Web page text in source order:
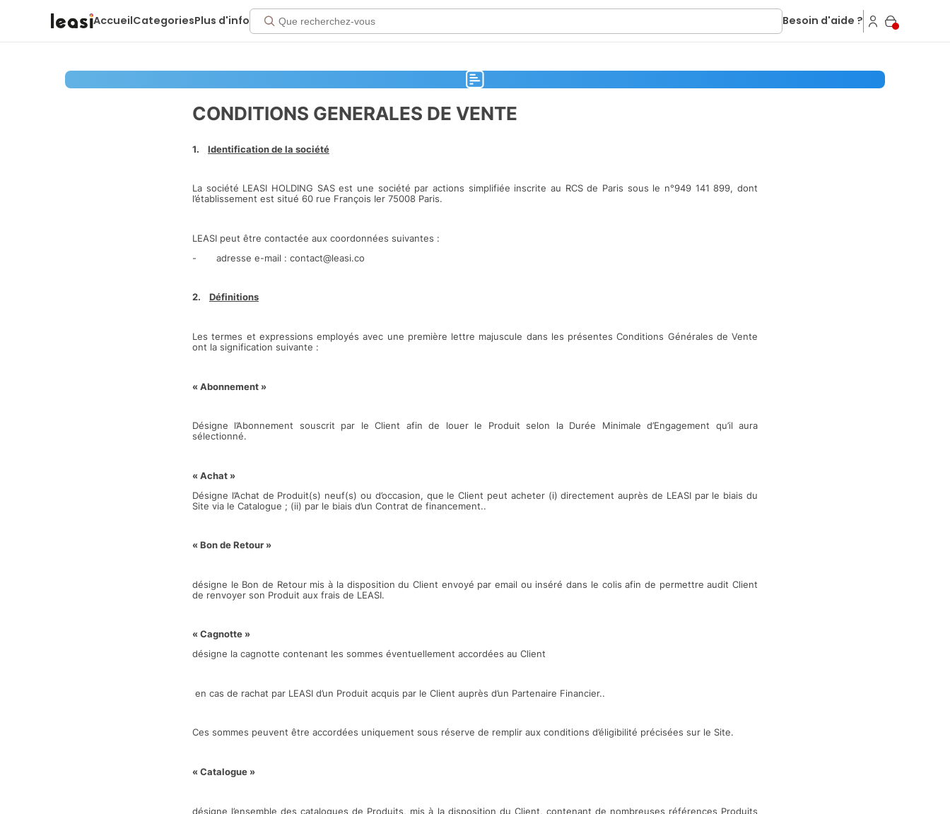
AccueilCategoriesPlus d'info Besoin d'aide ?
CONDITIONS GENERALES DE VENTE
1. Identification de la société
La société LEASI HOLDING SAS est une société par actions simplifiée inscrite au RCS de Paris sous le n°949 141 899, dont
l’établissement est situé 60 rue François Ier 75008 Paris.
LEASI peut être contactée aux coordonnées suivantes :
- adresse e-mail : contact@leasi.co
2. Définitions
Les termes et expressions employés avec une première lettre majuscule dans les présentes Conditions Générales de Vente
ont la signification suivante :
« Abonnement »
Désigne l’Abonnement souscrit par le Client afin de louer le Produit selon la Durée Minimale d’Engagement qu’il aura
sélectionné.
« Achat »
Désigne l’Achat de Produit(s) neuf(s) ou d’occasion, que le Client peut acheter (i) directement auprès de LEASI par le biais du
Site via le Catalogue ; (ii) par le biais d’un Contrat de financement..
« Bon de Retour »
désigne le Bon de Retour mis à la disposition du Client envoyé par email ou inséré dans le colis afin de permettre audit Client
de renvoyer son Produit aux frais de LEASI.
« Cagnotte »
désigne la cagnotte contenant les sommes éventuellement accordées au Client
en cas de rachat par LEASI d’un Produit acquis par le Client auprès d’un Partenaire Financier..
Ces sommes peuvent être accordées uniquement sous réserve de remplir aux conditions d’éligibilité précisées sur le Site.
« Catalogue »
désigne l’ensemble des catalogues de Produits, mis à la disposition du Client, contenant de nombreuses références Produits